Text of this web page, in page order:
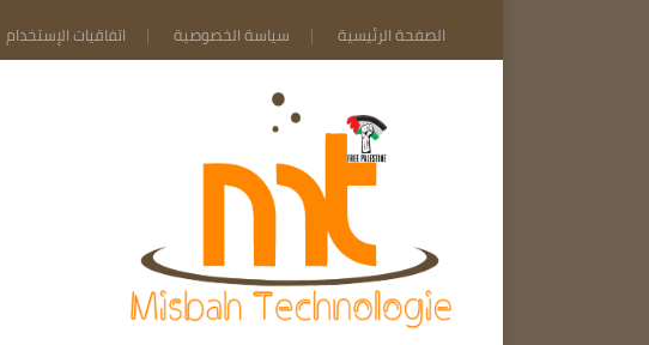
الصفحة الرئيسية سياسة الخصوصية اتفاقيات الإستخدام